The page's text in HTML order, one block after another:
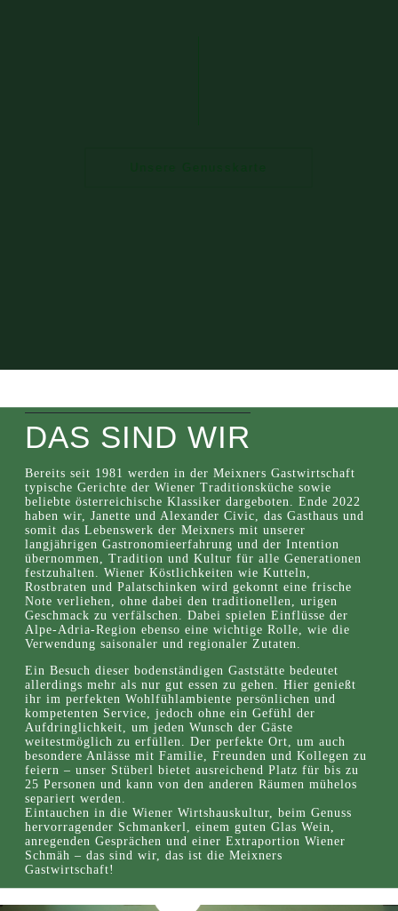
DAS SIND WIR
Bereits seit 1981 werden in der Meixners Gastwirtschaft
typische Gerichte der Wiener Traditionsküche sowie
beliebte österreichische Klassiker dargeboten. Ende 2022
haben wir, Janette und Alexander Civic, das Gasthaus und
somit das Lebenswerk der Meixners mit unserer
langjährigen Gastronomieerfahrung und der Intention
übernommen, Tradition und Kultur für alle Generationen
festzuhalten. Wiener Köstlichkeiten wie Kutteln,
Rostbraten und Palatschinken wird gekonnt eine frische
Note verliehen, ohne dabei den traditionellen, urigen
Geschmack zu verfälschen. Dabei spielen Einflüsse der
Alpe-Adria-Region ebenso eine wichtige Rolle, wie die
Verwendung saisonaler und regionaler Zutaten.
Ein Besuch dieser bodenständigen Gaststätte bedeutet
allerdings mehr als nur gut essen zu gehen. Hier genießt
ihr im perfekten Wohlfühlambiente persönlichen und
kompetenten Service, jedoch ohne ein Gefühl der
Aufdringlichkeit, um jeden Wunsch der Gäste
weitestmöglich zu erfüllen. Der perfekte Ort, um auch
besondere Anlässe mit Familie, Freunden und Kollegen zu
feiern – unser Stüberl bietet ausreichend Platz für bis zu
25 Personen und kann von den anderen Räumen mühelos
separiert werden.
Eintauchen in die Wiener Wirtshauskultur, beim Genuss
hervorragender Schmankerl, einem guten Glas Wein,
anregenden Gesprächen und einer Extraportion Wiener
Schmäh – das sind wir, das ist die Meixners
Gastwirtschaft!